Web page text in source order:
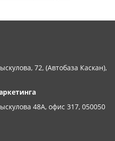
72, (Автобаза Каскан),
48А, офис 317, 050050